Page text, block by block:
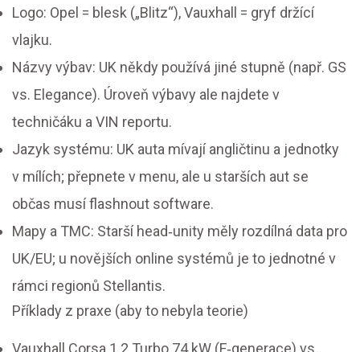
Logo: Opel = blesk („Blitz“), Vauxhall = gryf držící
vlajku.
Názvy výbav: UK někdy používá jiné stupně (např. GS
vs. Elegance). Úroveň výbavy ale najdete v
techničáku a VIN reportu.
Jazyk systému: UK auta mívají angličtinu a jednotky
v mílích; přepnete v menu, ale u starších aut se
občas musí flashnout software.
Mapy a TMC: Starší head‑unity měly rozdílná data pro
UK/EU; u novějších online systémů je to jednotné v
rámci regionů Stellantis.
Příklady z praxe (aby to nebyla teorie)
Vauxhall Corsa 1.2 Turbo 74 kW (F‑generace) vs.